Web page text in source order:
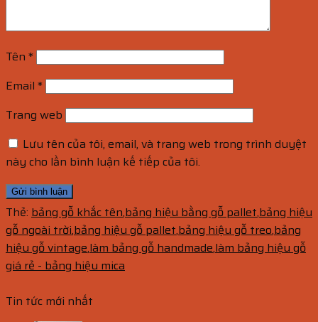
Tên *
Email *
Trang web
Lưu tên của tôi, email, và trang web trong trình duyệt
này cho lần bình luận kế tiếp của tôi.
Thẻ: bảng gỗ khắc tên,bảng hiệu bằng gỗ pallet,bảng hiệu
gỗ ngoài trời,bảng hiệu gỗ pallet,bảng hiệu gỗ treo,bảng
hiệu gỗ vintage,làm bảng gỗ handmade,làm bảng hiệu gỗ
giá rẻ - bảng hiệu mica
Tin tức mới nhất